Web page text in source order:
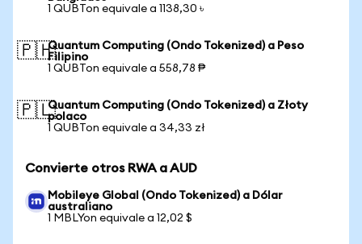
1 QUBTon equivale a 1138,30 ৳
🇵🇭Quantum Computing (Ondo Tokenized) a Peso
Filipino
1 QUBTon equivale a 558,78 ₱
🇵🇱Quantum Computing (Ondo Tokenized) a Złoty
polaco
1 QUBTon equivale a 34,33 zł
Convierte otros RWA a AUD
Mobileye Global (Ondo Tokenized) a Dólar
australiano
1 MBLYon equivale a 12,02 $